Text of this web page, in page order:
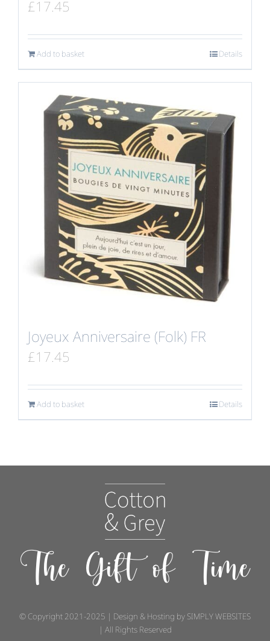
£17.45
Add to basket Details
Joyeux Anniversaire (Folk) FR
£17.45
Add to basket Details
The Gift of Time
© Copyright 2021-2025 | Design & Hosting by SIMPLY WEBSITES
| All Rights Reserved